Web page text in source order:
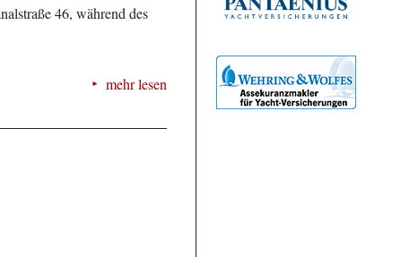
46, während des
mehr lesen